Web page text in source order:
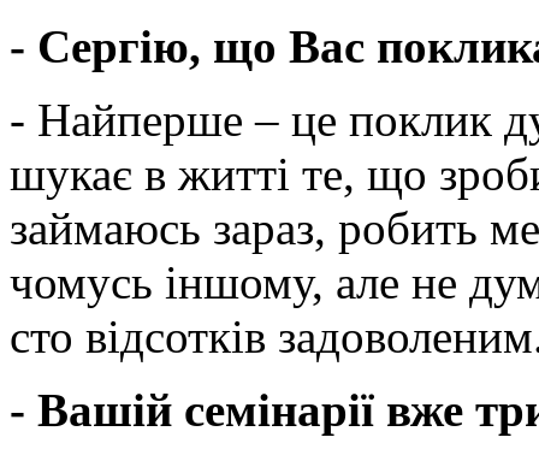
- Сергію, що Вас
- Найперше – це поклик
шукає в житті те, що
займаюсь зараз, робить
чомусь іншому, але не
сто відсотків
- Вашій семінарії вже